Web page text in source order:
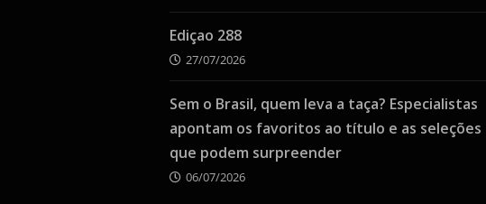
Ediçao 288
27/07/2026
Sem o Brasil, quem leva a taça? Especialistas
apontam os favoritos ao título e as seleções
que podem surpreender
06/07/2026